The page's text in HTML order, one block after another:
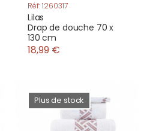
Réf: 1260317
Lilas
Drap de douche 70 x
130 cm
18,99 €
Plus de stock